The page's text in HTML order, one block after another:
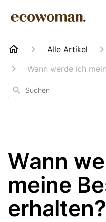
Alle Artikel
Wann werde ich
Suchen
Wann
meine
erhalten?